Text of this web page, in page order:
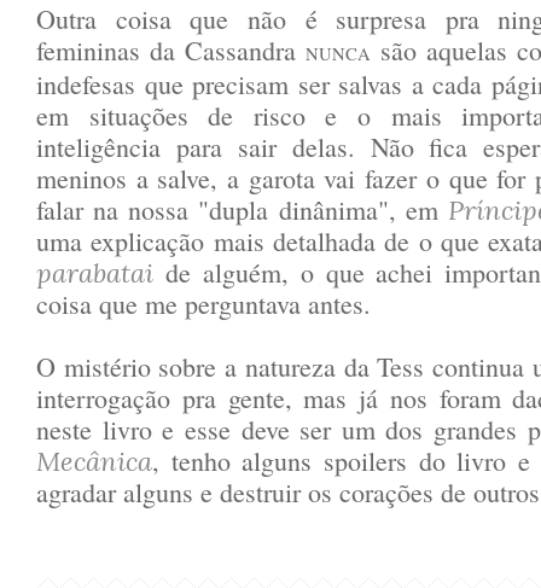
Outra coisa que não é surpresa pra
femininas da Cassandra NUNCA são aquelas
indefesas que precisam ser salvas a cada
em situações de risco e o mais
inteligência para sair delas. Não fica
meninos a salve, a garota vai fazer o que for
falar na nossa "dupla dinânima", em
uma explicação mais detalhada de o que
parabatai de alguém, o que achei
coisa que me perguntava antes.
O mistério sobre a natureza da Tess continua
interrogação pra gente, mas já nos foram
neste livro e esse deve ser um dos grandes
Mecânica, tenho alguns spoilers do livro
agradar alguns e destruir os corações de